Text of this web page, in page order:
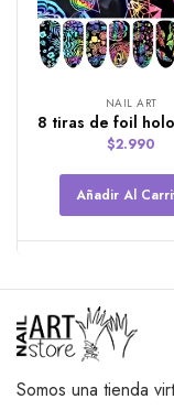
NAIL ART
$2.990
Añadir Al
Somos una tienda